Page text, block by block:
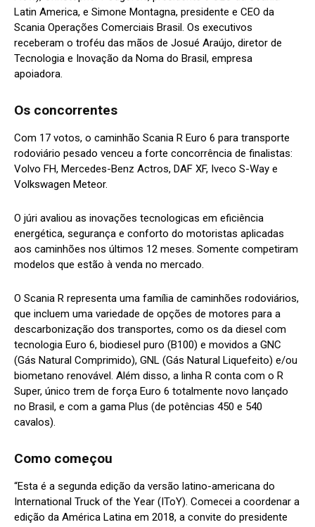
Latin America, e Simone Montagna, presidente e CEO da
Scania Operações Comerciais Brasil. Os executivos
receberam o troféu das mãos de Josué Araújo, diretor de
Tecnologia e Inovação da Noma do Brasil, empresa
apoiadora.
Os concorrentes
Com 17 votos, o caminhão Scania R Euro 6 para transporte
rodoviário pesado venceu a forte concorrência de finalistas:
Volvo FH, Mercedes-Benz Actros, DAF XF, Iveco S-Way e
Volkswagen Meteor.
O júri avaliou as inovações tecnologicas em eficiência
energética, segurança e conforto do motoristas aplicadas
aos caminhões nos últimos 12 meses. Somente competiram
modelos que estão à venda no mercado.
O Scania R representa uma família de caminhões rodoviários,
que incluem uma variedade de opções de motores para a
descarbonização dos transportes, como os da diesel com
tecnologia Euro 6, biodiesel puro (B100) e movidos a GNC
(Gás Natural Comprimido), GNL (Gás Natural Liquefeito) e/ou
biometano renovável. Além disso, a linha R conta com o R
Super, único trem de força Euro 6 totalmente novo lançado
no Brasil, e com a gama Plus (de potências 450 e 540
cavalos).
Como começou
“Esta é a segunda edição da versão latino-americana do
International Truck of the Year (IToY). Comecei a coordenar a
edição da América Latina em 2018, a convite do presidente